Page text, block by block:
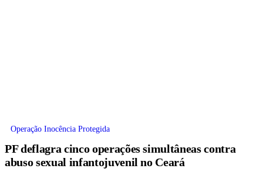
Operação Inocência Protegida
PF deflagra cinco operações simultâneas contra
abuso sexual infantojuvenil no Ceará